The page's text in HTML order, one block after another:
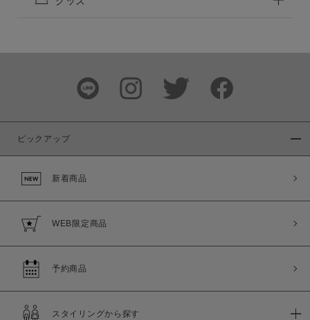
ピックアップ
新着商品
WEB限定商品
予約商品
スタイリングから探す